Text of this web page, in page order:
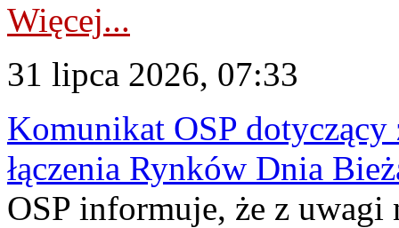
Więcej...
31 lipca 2026, 07:33
Komunikat OSP dotyczący
łączenia Rynków Dnia
OSP informuje, że z uwagi